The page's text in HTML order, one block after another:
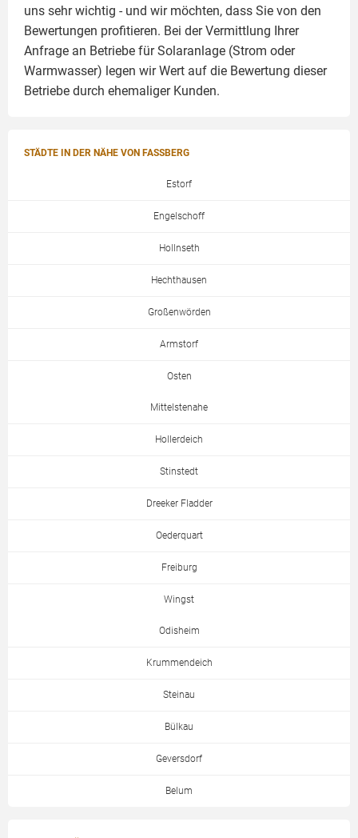
uns sehr wichtig - und wir möchten, dass Sie von den
Bewertungen profitieren. Bei der Vermittlung Ihrer
Anfrage an Betriebe für Solaranlage (Strom oder
Warmwasser) legen wir Wert auf die Bewertung dieser
Betriebe durch ehemaliger Kunden.
STÄDTE IN DER NÄHE VON FASSBERG
Estorf
Engelschoff
Hollnseth
Hechthausen
Großenwörden
Armstorf
Osten
Mittelstenahe
Hollerdeich
Stinstedt
Dreeker Fladder
Oederquart
Freiburg
Wingst
Odisheim
Krummendeich
Steinau
Bülkau
Geversdorf
Belum